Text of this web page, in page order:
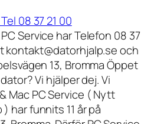
08 37 21 00
Service har Telefon 08 37
kontakt@datorhjalp.se och
13, Bromma Öppet
Vi hjälper dej. Vi
Mac PC Service ( Nytt
har funnits 11 år på